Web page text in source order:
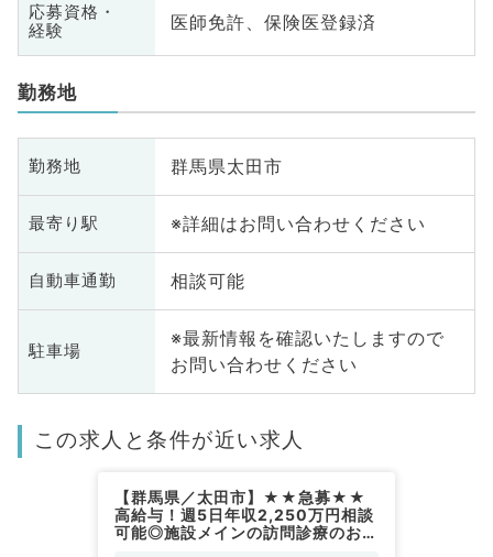
応募資格・
経験
医師免許、保険医登録済
勤務地
勤務地 群馬県太田市
最寄り駅 ※詳細はお問い合わせください
自動車通勤 相談可能
駐車場
※最新情報を確認いたしますので
お問い合わせください
この求人と条件が近い求人
【群馬県／太田市】★★急募★★
高給与！週5日年収2,250万円相談
可能◎施設メインの訪問診療のお仕